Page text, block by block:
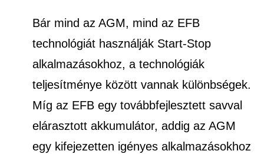
Bár mind az AGM, mind az EFB
technológiát használják Start-Stop
alkalmazásokhoz, a technológiák
teljesítménye között vannak különbségek.
Míg az EFB egy továbbfejlesztett savval
elárasztott akkumulátor, addig az AGM
egy kifejezetten igényes alkalmazásokhoz